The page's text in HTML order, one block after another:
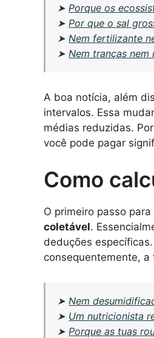
➤Porque os
➤Por que o sal
➤Nem fertilizante
➤Nem tranças
A boa notícia, além
intervalos. Essa
médias reduzidas.
você pode pagar
Como
O primeiro passo
coletável.
deduções
consequentemente,
➤ Nem
➤ Um nutricionista
➤ Porque as tuas